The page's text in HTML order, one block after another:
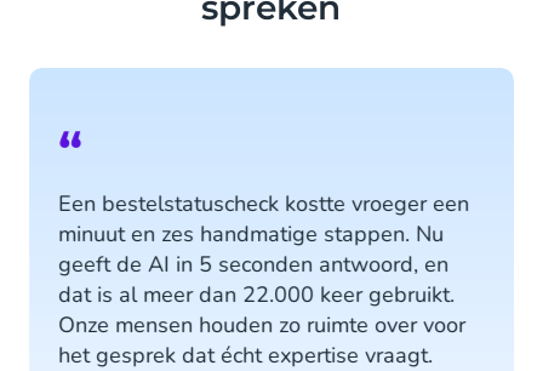
“
Een bestelstatuscheck kostte vroeger een
minuut en zes handmatige stappen. Nu
geeft de AI in 5 seconden antwoord, en
dat is al meer dan 22.000 keer gebruikt.
Onze mensen houden zo ruimte over voor
het gesprek dat écht expertise vraagt.